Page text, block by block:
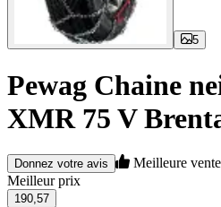
5
Pewag Chaine
XMR 75 V
Donnez votre avis
Meilleure vente
Meilleur prix
190,57